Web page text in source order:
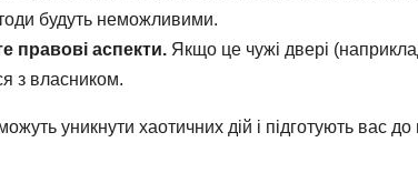
будуть неможливими.
правові аспекти. Якщо це чужі двері
з власником.
уникнути хаотичних дій і підготують вас